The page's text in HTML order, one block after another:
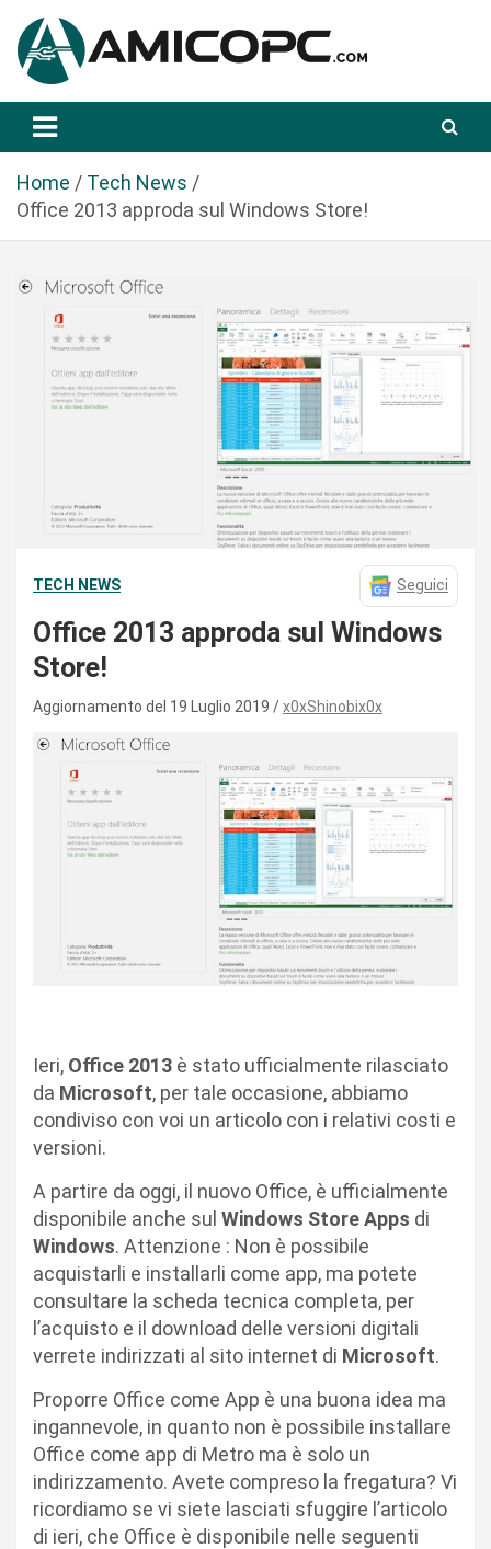
a
Amicopc.com
Home
Tech News
Office 2013 approda sul Windows Store!
TECH NEWS Seguici
Office 2013 approda sul Windows
Store!
Aggiornamento del 19 Luglio 2019 x0xShinobix0x
Ieri, Office 2013 è stato ufficialmente rilasciato
da Microsoft, per tale occasione, abbiamo
condiviso con voi un articolo con i relativi costi e
versioni.
A partire da oggi, il nuovo Office, è ufficialmente
disponibile anche sul Windows Store Apps di
Windows. Attenzione : Non è possibile
acquistarli e installarli come app, ma potete
consultare la scheda tecnica completa, per
l’acquisto e il download delle versioni digitali
verrete indirizzati al sito internet di Microsoft.
Proporre Office come App è una buona idea ma
ingannevole, in quanto non è possibile installare
Office come app di Metro ma è solo un
indirizzamento. Avete compreso la fregatura? Vi
ricordiamo se vi siete lasciati sfuggire l’articolo
di ieri, che Office è disponibile nelle seguenti